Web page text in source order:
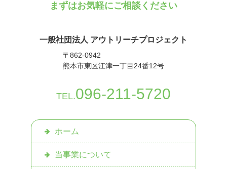
まずはお気軽にご相談ください
一般社団法人 アウトリーチプロジェクト
〒862-0942
熊本市東区江津一丁目24番12号
TEL.096-211-5720
ホーム
当事業について